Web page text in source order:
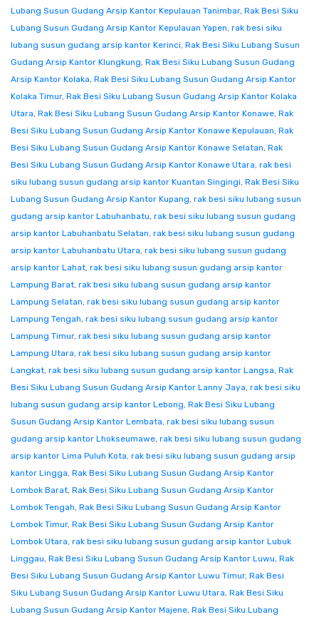
Lubang Susun Gudang Arsip Kantor Kepulauan Tanimbar, Rak Besi Siku
Lubang Susun Gudang Arsip Kantor Kepulauan Yapen, rak besi siku
lubang susun gudang arsip kantor Kerinci, Rak Besi Siku Lubang Susun
Gudang Arsip Kantor Klungkung, Rak Besi Siku Lubang Susun Gudang
Arsip Kantor Kolaka, Rak Besi Siku Lubang Susun Gudang Arsip Kantor
Kolaka Timur, Rak Besi Siku Lubang Susun Gudang Arsip Kantor Kolaka
Utara, Rak Besi Siku Lubang Susun Gudang Arsip Kantor Konawe, Rak
Besi Siku Lubang Susun Gudang Arsip Kantor Konawe Kepulauan, Rak
Besi Siku Lubang Susun Gudang Arsip Kantor Konawe Selatan, Rak
Besi Siku Lubang Susun Gudang Arsip Kantor Konawe Utara, rak besi
siku lubang susun gudang arsip kantor Kuantan Singingi, Rak Besi Siku
Lubang Susun Gudang Arsip Kantor Kupang, rak besi siku lubang susun
gudang arsip kantor Labuhanbatu, rak besi siku lubang susun gudang
arsip kantor Labuhanbatu Selatan, rak besi siku lubang susun gudang
arsip kantor Labuhanbatu Utara, rak besi siku lubang susun gudang
arsip kantor Lahat, rak besi siku lubang susun gudang arsip kantor
Lampung Barat, rak besi siku lubang susun gudang arsip kantor
Lampung Selatan, rak besi siku lubang susun gudang arsip kantor
Lampung Tengah, rak besi siku lubang susun gudang arsip kantor
Lampung Timur, rak besi siku lubang susun gudang arsip kantor
Lampung Utara, rak besi siku lubang susun gudang arsip kantor
Langkat, rak besi siku lubang susun gudang arsip kantor Langsa, Rak
Besi Siku Lubang Susun Gudang Arsip Kantor Lanny Jaya, rak besi siku
lubang susun gudang arsip kantor Lebong, Rak Besi Siku Lubang
Susun Gudang Arsip Kantor Lembata, rak besi siku lubang susun
gudang arsip kantor Lhokseumawe, rak besi siku lubang susun gudang
arsip kantor Lima Puluh Kota, rak besi siku lubang susun gudang arsip
kantor Lingga, Rak Besi Siku Lubang Susun Gudang Arsip Kantor
Lombok Barat, Rak Besi Siku Lubang Susun Gudang Arsip Kantor
Lombok Tengah, Rak Besi Siku Lubang Susun Gudang Arsip Kantor
Lombok Timur, Rak Besi Siku Lubang Susun Gudang Arsip Kantor
Lombok Utara, rak besi siku lubang susun gudang arsip kantor Lubuk
Linggau, Rak Besi Siku Lubang Susun Gudang Arsip Kantor Luwu, Rak
Besi Siku Lubang Susun Gudang Arsip Kantor Luwu Timur, Rak Besi
Siku Lubang Susun Gudang Arsip Kantor Luwu Utara, Rak Besi Siku
Lubang Susun Gudang Arsip Kantor Majene, Rak Besi Siku Lubang